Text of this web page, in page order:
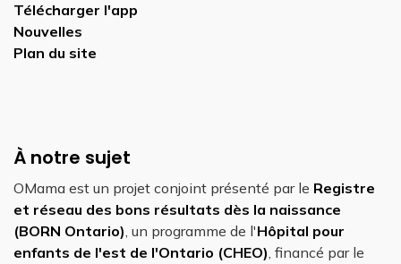
Télécharger l'app
Nouvelles
Plan du site
À notre sujet
OMama est un projet conjoint présenté par le Registre
et réseau des bons résultats dès la naissance
(BORN Ontario), un programme de l'Hôpital pour
enfants de l'est de l'Ontario (CHEO), financé par le